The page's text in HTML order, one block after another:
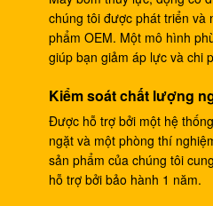
4278696 Bơm bánh răng
mại cho ZX225 ZX180
Máy đào EC240B Hộp giảm
14528735 V0E14575732
708-25-04014 Bơm bánh
piston thủy lực cho máy xúc
chúng tôi được phát triển và
phẩm OEM. Một mô hình
giúp bạn giảm áp lực và chi
Kiểm soát chất lượng
Được hỗ trợ bởi một hệ
ngặt và một phòng thí
sản phẩm của chúng tôi
hỗ trợ bởi bảo hành 1 năm.